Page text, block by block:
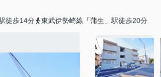
徒歩14分 東武伊勢崎線「蒲生」駅徒歩20分